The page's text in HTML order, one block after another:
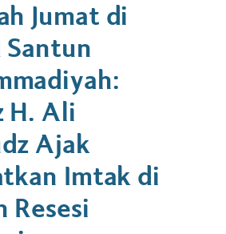
Jumat di
H. Ali
Ajak
Imtak di
Resesi